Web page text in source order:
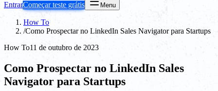
EntrarComeçar teste grátis Menu
How To
/Como Prospectar no LinkedIn Sales Navigator para Startups
How To11 de outubro de 2023
Como Prospectar no LinkedIn Sales
Navigator para Startups